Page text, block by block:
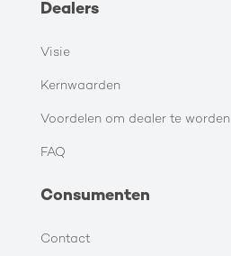
Dealers
Visie
Kernwaarden
Voordelen om dealer te worden
FAQ
Consumenten
Contact